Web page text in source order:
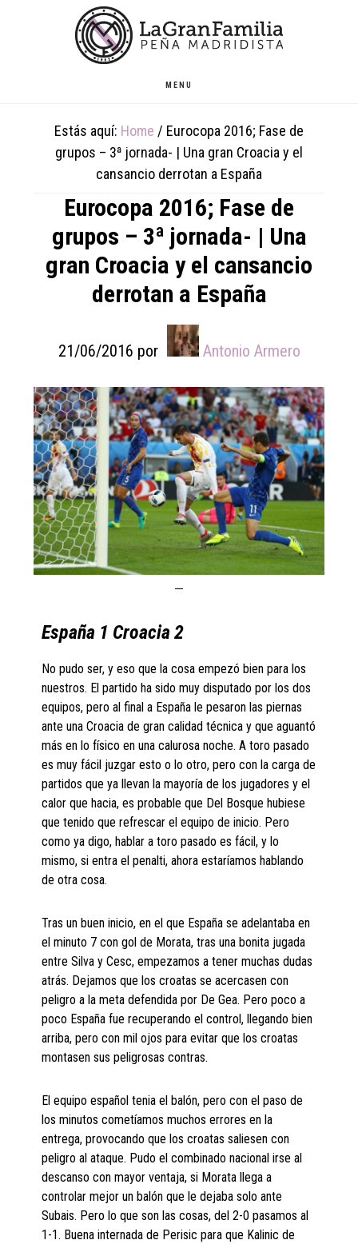
MENU
Estás aquí: Home / Eurocopa 2016; Fase de
grupos – 3ª jornada- | Una gran Croacia y el
cansancio derrotan a España
Eurocopa 2016; Fase de
grupos – 3ª jornada- | Una
gran Croacia y el cansancio
derrotan a España
21/06/2016 por Antonio Armero
España 1 Croacia 2
No pudo ser, y eso que la cosa empezó bien para los
nuestros. El partido ha sido muy disputado por los dos
equipos, pero al final a España le pesaron las piernas
ante una Croacia de gran calidad técnica y que aguantó
más en lo físico en una calurosa noche. A toro pasado
es muy fácil juzgar esto o lo otro, pero con la carga de
partidos que ya llevan la mayoría de los jugadores y el
calor que hacia, es probable que Del Bosque hubiese
que tenido que refrescar el equipo de inicio. Pero
como ya digo, hablar a toro pasado es fácil, y lo
mismo, si entra el penalti, ahora estaríamos hablando
de otra cosa.
Tras un buen inicio, en el que España se adelantaba en
el minuto 7 con gol de Morata, tras una bonita jugada
entre Silva y Cesc, empezamos a tener muchas dudas
atrás. Dejamos que los croatas se acercasen con
peligro a la meta defendida por De Gea. Pero poco a
poco España fue recuperando el control, llegando bien
arriba, pero con mil ojos para evitar que los croatas
montasen sus peligrosas contras.
El equipo español tenia el balón, pero con el paso de
los minutos cometíamos muchos errores en la
entrega, provocando que los croatas saliesen con
peligro al ataque. Pudo el combinado nacional irse al
descanso con mayor ventaja, si Morata llega a
controlar mejor un balón que le dejaba solo ante
Subais. Pero lo que son las cosas, del 2-0 pasamos al
1-1. Buena internada de Perisic para que Kalinic de